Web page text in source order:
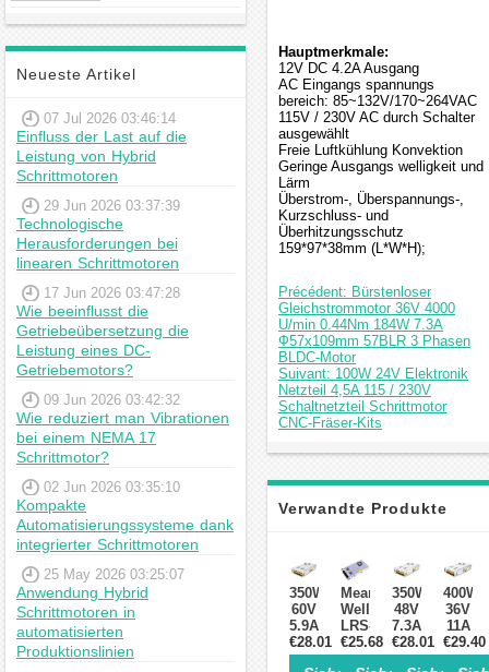
Neueste Artikel
07 Jul 2026 03:46:14
Einfluss der Last auf die
Leistung von Hybrid
Schrittmotoren
29 Jun 2026 03:37:39
Technologische
Herausforderungen bei
linearen Schrittmotoren
17 Jun 2026 03:47:28
Wie beeinflusst die
Getriebeübersetzung die
Leistung eines DC-
Getriebemotors?
09 Jun 2026 03:42:32
Wie reduziert man Vibrationen
bei einem NEMA 17
Schrittmotor?
02 Jun 2026 03:35:10
Kompakte
Automatisierungssysteme dank
integrierter Schrittmotoren
25 May 2026 03:25:07
Anwendung Hybrid
Schrittmotoren in
automatisierten
Produktionslinien
Hauptmerkmale:
12V DC 4.2A Ausgang
AC Eingangs spannungs
bereich: 85~132V/170~264VAC
115V / 230V AC durch Schalter
ausgewählt
Freie Luftkühlung Konvektion
Geringe Ausgangs welligkeit und
Lärm
Überstrom-, Überspannungs-,
Kurzschluss- und
Überhitzungsschutz
159*97*38mm (L*W*H);
Précédent: Bürstenloser
Gleichstrommotor 36V 4000
U/min 0.44Nm 184W 7.3A
Ф57x109mm 57BLR 3 Phasen
BLDC-Motor
Suivant: 100W 24V Elektronik
Netzteil 4,5A 115 / 230V
Schaltnetzteil Schrittmotor
CNC-Fräser-Kits
Verwandte Produkte
350W
60V
5.9A
115/230V
CNC-
€28.01
Mean
Well
LRS-
350-
24
€25.68
350W
48V
7.3A
115/230V
CNC-
€28.01
400W
36V
11A
115/
CNC-
€29.40